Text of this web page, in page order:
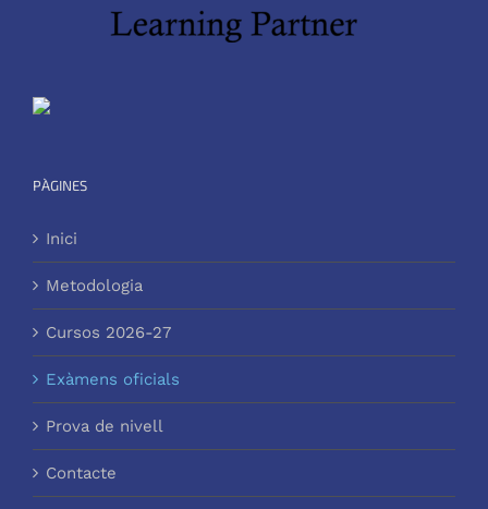
PÀGINES
Inici
Metodologia
Cursos 2026-27
Exàmens oficials
Prova de nivell
Contacte